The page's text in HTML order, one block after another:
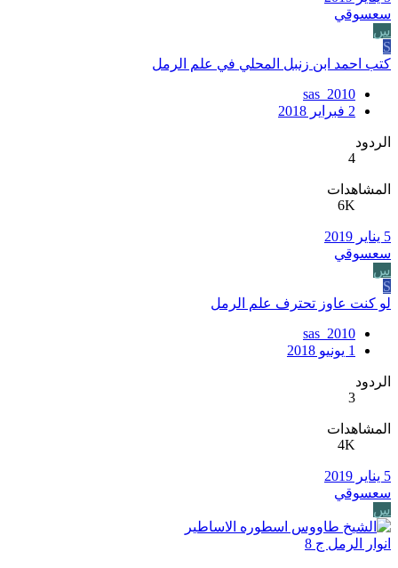
سعسوقي
س
S
كتب احمد ابن زنبل المحلي في علم الرمل
sas_2010
2 فبراير 2018
الردود
4
المشاهدات
6K
5 يناير 2019
سعسوقي
س
S
لو كنت عاوز تحترف علم الرمل
sas_2010
1 يونيو 2018
الردود
3
المشاهدات
4K
5 يناير 2019
سعسوقي
س
انوار الرمل ج 8